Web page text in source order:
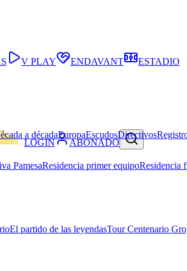
LOGIN ABONADO
V PLAY ENDAVANT
ESTADIO
a décadaEuropaEscudosDirectivos
PamesaResidencia primer equipoResidencia
El partido de las leyendasTour Centenario